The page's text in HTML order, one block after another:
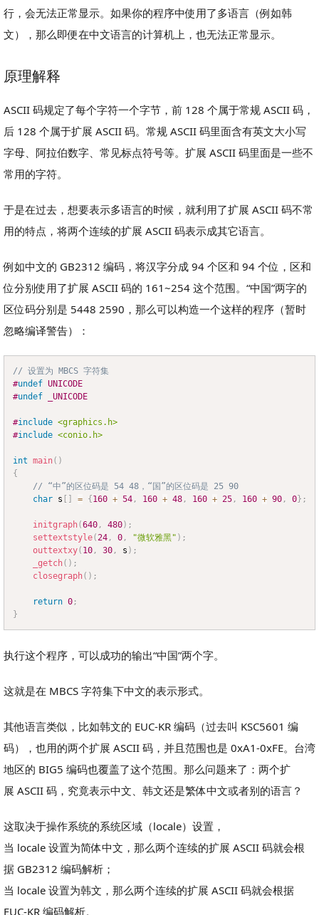
行，会无法正常显示。如果你的程序中使用了多语言（例如韩
文），那么即便在中文语言的计算机上，也无法正常显示。
原理解释
ASCII 码规定了每个字符一个字节，前 128 个属于常规 ASCII 码，
后 128 个属于扩展 ASCII 码。常规 ASCII 码里面含有英文大小写
字母、阿拉伯数字、常见标点符号等。扩展 ASCII 码里面是一些不
常用的字符。
于是在过去，想要表示多语言的时候，就利用了扩展 ASCII 码不常
用的特点，将两个连续的扩展 ASCII 码表示成其它语言。
例如中文的 GB2312 编码，将汉字分成 94 个区和 94 个位，区和
位分别使用了扩展 ASCII 码的 161~254 这个范围。“中国”两字的
区位码分别是 5448 2590，那么可以构造一个这样的程序（暂时
忽略编译警告）：
// 设置为 MBCS 字符集
#undef UNICODE
#undef _UNICODE
#include <graphics.h>
#include <conio.h>
int main( )
{
// “中”的区位码是 54 48，“国”的区位码是 25 90
char s = { 160 + 54 , 160 + 48 , 160 + 25 , 160 + 90 , 0 } ;
initgraph(640 , 480) ;
settextstyle(24 , 0 , "微软雅黑" ) ;
outtextxy( 10 , 30 , s ) ;
_getch( ) ;
closegraph( ) ;
return 0 ;
}
执行这个程序，可以成功的输出“中国”两个字。
这就是在 MBCS 字符集下中文的表示形式。
其他语言类似，比如韩文的 EUC-KR 编码（过去叫 KSC5601 编
码），也用的两个扩展 ASCII 码，并且范围也是 0xA1-0xFE。台湾
地区的 BIG5 编码也覆盖了这个范围。那么问题来了：两个扩
展 ASCII 码，究竟表示中文、韩文还是繁体中文或者别的语言？
这取决于操作系统的系统区域（locale）设置，
当 locale 设置为简体中文，那么两个连续的扩展 ASCII 码就会根
据 GB2312 编码解析；
当 locale 设置为韩文，那么两个连续的扩展 ASCII 码就会根据
EUC-KR 编码解析。